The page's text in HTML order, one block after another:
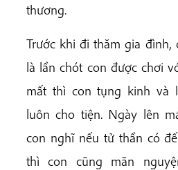
thương.
Trước khi đi thăm gia đình,
là lần chót con được chơi
mất thì con tụng kinh và
luôn cho tiện. Ngày lên
con nghĩ nếu tử thần có
thì con cũng mãn